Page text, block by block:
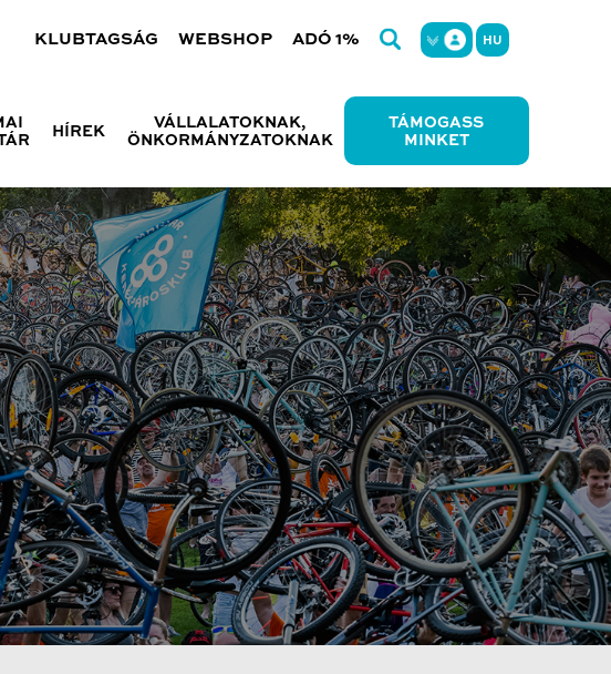
KLUBTAGSÁG WEBSHOP ADÓ 1% HU
HÍREK
VÁLLALATOKNAK,
ÖNKORMÁNYZATOKNAK
TÁMOGASS
MINKET